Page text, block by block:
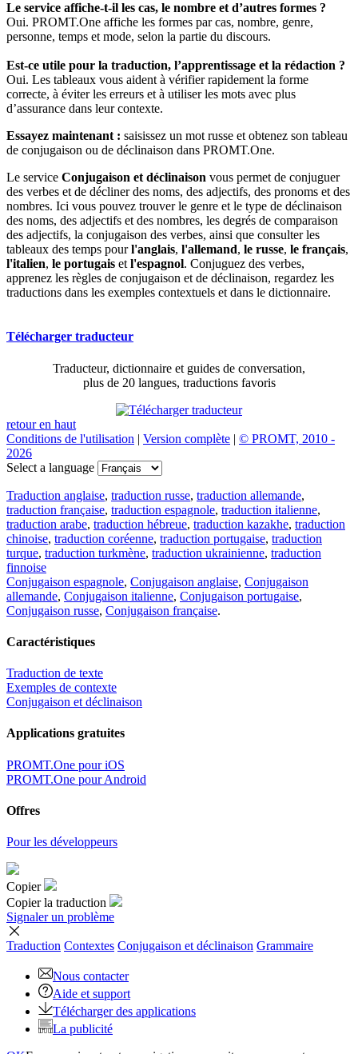
Le service affiche-t-il les cas, le nombre et d’autres formes ?
Oui. PROMT.One affiche les formes par cas, nombre, genre,
personne, temps et mode, selon la partie du discours.
Est-ce utile pour la traduction, l’apprentissage et la rédaction ?
Oui. Les tableaux vous aident à vérifier rapidement la forme
correcte, à éviter les erreurs et à utiliser les mots avec plus
d’assurance dans leur contexte.
Essayez maintenant : saisissez un mot russe et obtenez son tableau
de conjugaison ou de déclinaison dans PROMT.One.
Le service Conjugaison et déclinaison vous permet de conjuguer
des verbes et de décliner des noms, des adjectifs, des pronoms et des
nombres. Ici vous pouvez trouver le genre et le type de déclinaison
des noms, des adjectifs et des nombres, les degrés de comparaison
des adjectifs, la conjugaison des verbes, ainsi que consulter les
tableaux des temps pourl'anglais, l'allemand, le russe, le français,
l'italien, le portugais et l'espagnol. Conjuguez des verbes,
apprenez les règles de conjugaison et de déclinaison, regardez les
traductions dans les exemples contextuels et dans le dictionnaire.
Télécharger traducteur
Traducteur, dictionnaire et guides de conversation,
plus de 20 langues, traductions favoris
retour en haut
Conditions de l'utilisation | Version complète | © PROMT, 2010 -
2026
Select a language
Traduction anglaise, traduction russe, traduction allemande,
traduction française, traduction espagnole, traduction italienne,
traduction arabe, traduction hébreue, traduction kazakhe, traduction
chinoise, traduction coréenne, traduction portugaise, traduction
turque, traduction turkmène, traduction ukrainienne, traduction
finnoise
Conjugaison espagnole, Conjugaison anglaise, Conjugaison
allemande, Conjugaison italienne, Conjugaison portugaise,
Conjugaison russe, Conjugaison française.
Caractéristiques
Traduction de texte
Exemples de contexte
Conjugaison et déclinaison
Applications gratuites
PROMT.One pour iOS
PROMT.One pour Android
Offres
Pour les développeurs
Copier
Copier la traduction
Signaler un problème
Traduction Contextes Conjugaison et déclinaison Grammaire
Nous contacter
Aide et support
Télécharger des applications
La publicité